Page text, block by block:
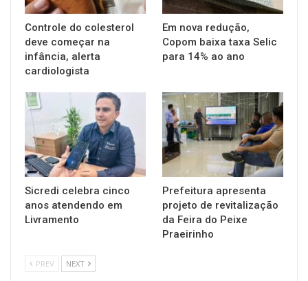
Controle do colesterol
deve começar na
infância, alerta
cardiologista
Em nova redução,
Copom baixa taxa Selic
para 14% ao ano
Sicredi celebra cinco
anos atendendo em
Livramento
Prefeitura apresenta
projeto de revitalização
da Feira do Peixe
Praeirinho
PREV NEXT